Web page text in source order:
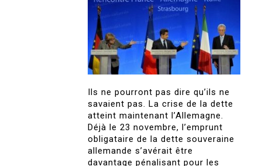
Ils ne pourront pas dire qu’ils ne
savaient pas. La crise de la dette
atteint maintenant l’Allemagne.
Déjà le 23 novembre, l’emprunt
obligataire de la dette souveraine
allemande s’avérait être
davantage pénalisant pour les